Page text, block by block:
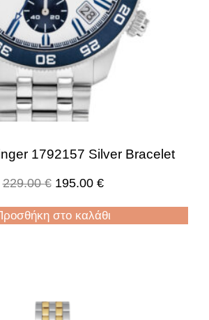
1792157 Silver Bracelet
229.00€ 195.00 €
στο καλάθι